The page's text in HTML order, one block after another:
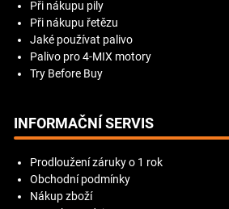
Při nákupu pily
Při nákupu řetězu
Jaké používat palivo
Palivo pro 4-MIX motory
Try Before Buy
INFORMAČNÍ SERVIS
Prodloužení záruky o 1 rok
Obchodní podmínky
Nákup zboží